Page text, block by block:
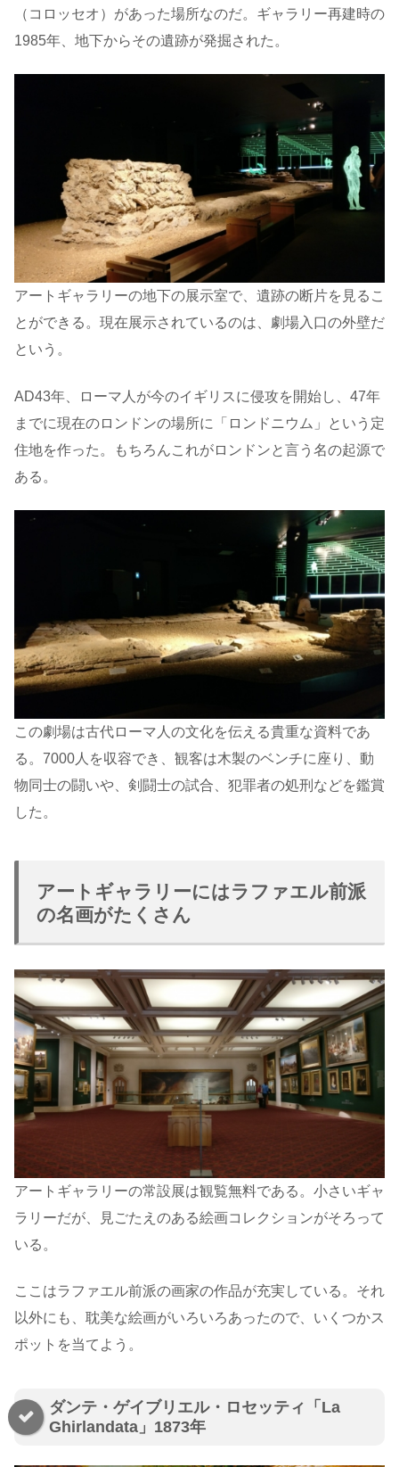
（コロッセオ）があった場所なのだ。ギャラリー再建時の
1985年、地下からその遺跡が発掘された。
アートギャラリーの地下の展示室で、遺跡の断片を見るこ
とができる。現在展示されているのは、劇場入口の外壁だ
という。
AD43年、ローマ人が今のイギリスに侵攻を開始し、47年
までに現在のロンドンの場所に「ロンドニウム」という定
住地を作った。もちろんこれがロンドンと言う名の起源で
ある。
この劇場は古代ローマ人の文化を伝える貴重な資料であ
る。7000人を収容でき、観客は木製のベンチに座り、動
物同士の闘いや、剣闘士の試合、犯罪者の処刑などを鑑賞
した。
アートギャラリーにはラファエル前派
の名画がたくさん
アートギャラリーの常設展は観覧無料である。小さいギャ
ラリーだが、見ごたえのある絵画コレクションがそろって
いる。
ここはラファエル前派の画家の作品が充実している。それ
以外にも、耽美な絵画がいろいろあったので、いくつかス
ポットを当てよう。
ダンテ・ゲイブリエル・ロセッティ「La
Ghirlandata」1873年